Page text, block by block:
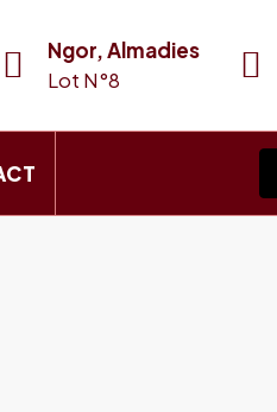
Ngor, Almadies
Lot N°8